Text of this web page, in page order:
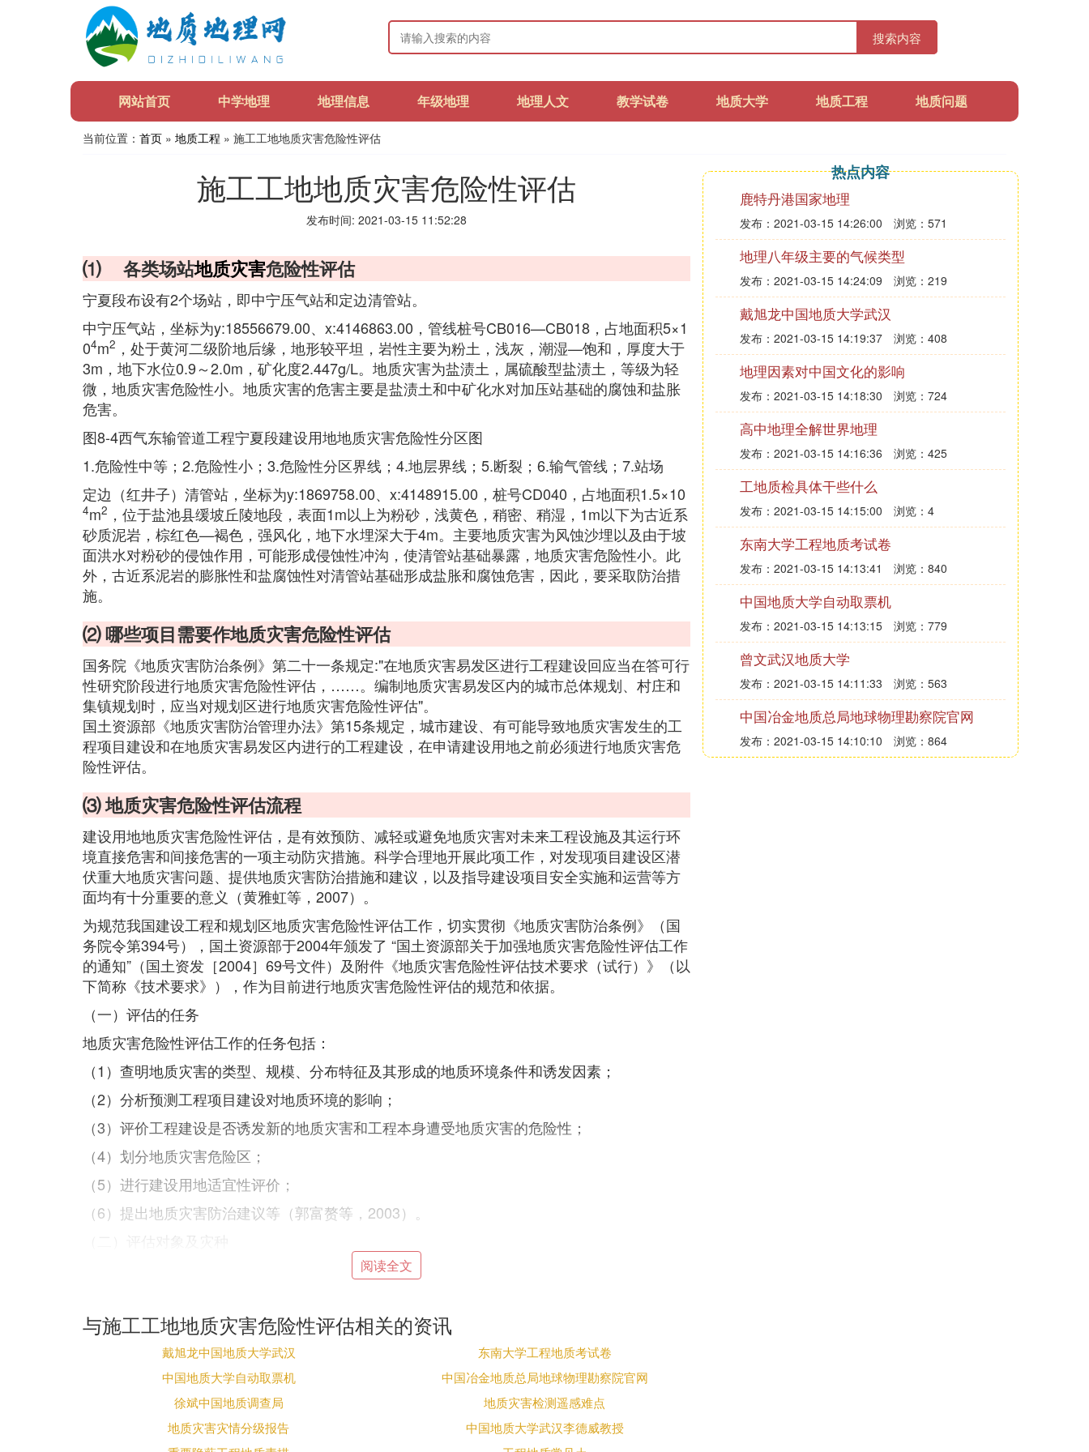
搜索内容
网站首页 中学地理 地理信息 年级地理 地理人文 教学试卷 地质大学 地质工程 地质问题
当前位置： 首页 » 地质工程 » 施工工地地质灾害危险性评估
施工工地地质灾害危险性评估
发布时间: 2021-03-15 11:52:28
⑴ 各类场站地质灾害危险性评估
宁夏段布设有2个场站，即中宁压气站和定边清管站。
中宁压气站，坐标为y:18556679.00、x:4146863.00，管线桩号CB016—CB018，占地面积5×1
04m2 ，处于黄河二级阶地后缘，地形较平坦，岩性主要为粉土，浅灰，潮湿—饱和，厚度大于
3m，地下水位0.9～2.0m，矿化度2.447g/L。地质灾害为盐渍土，属硫酸型盐渍土，等级为轻
微，地质灾害危险性小。地质灾害的危害主要是盐渍土和中矿化水对加压站基础的腐蚀和盐胀
危害。
图8-4西气东输管道工程宁夏段建设用地地质灾害危险性分区图
1.危险性中等；2.危险性小；3.危险性分区界线；4.地层界线；5.断裂；6.输气管线；7.站场
定边（红井子）清管站，坐标为y:1869758.00、x:4148915.00，桩号CD040，占地面积1.5×10
4m2 ，位于盐池县缓坡丘陵地段，表面1m以上为粉砂，浅黄色，稍密、稍湿，1m以下为古近系
砂质泥岩，棕红色—褐色，强风化，地下水埋深大于4m。主要地质灾害为风蚀沙埋以及由于坡
面洪水对粉砂的侵蚀作用，可能形成侵蚀性冲沟，使清管站基础暴露，地质灾害危险性小。此
外，古近系泥岩的膨胀性和盐腐蚀性对清管站基础形成盐胀和腐蚀危害，因此，要采取防治措
施。
⑵ 哪些项目需要作地质灾害危险性评估
国务院《地质灾害防治条例》第二十一条规定:"在地质灾害易发区进行工程建设回应当在答可行
性研究阶段进行地质灾害危险性评估，……。编制地质灾害易发区内的城市总体规划、村庄和
集镇规划时，应当对规划区进行地质灾害危险性评估"。
国土资源部《地质灾害防治管理办法》第15条规定，城市建设、有可能导致地质灾害发生的工
程项目建设和在地质灾害易发区内进行的工程建设，在申请建设用地之前必须进行地质灾害危
险性评估。
⑶ 地质灾害危险性评估流程
建设用地地质灾害危险性评估，是有效预防、减轻或避免地质灾害对未来工程设施及其运行环
境直接危害和间接危害的一项主动防灾措施。科学合理地开展此项工作，对发现项目建设区潜
伏重大地质灾害问题、提供地质灾害防治措施和建议，以及指导建设项目安全实施和运营等方
面均有十分重要的意义（黄雅虹等，2007）。
为规范我国建设工程和规划区地质灾害危险性评估工作，切实贯彻《地质灾害防治条例》（国
务院令第394号），国土资源部于2004年颁发了 “国土资源部关于加强地质灾害危险性评估工作
的通知”（国土资发［2004］69号文件）及附件《地质灾害危险性评估技术要求（试行）》（以
下简称《技术要求》），作为目前进行地质灾害危险性评估的规范和依据。
（一）评估的任务
地质灾害危险性评估工作的任务包括：
（1）查明地质灾害的类型、规模、分布特征及其形成的地质环境条件和诱发因素；
（2）分析预测工程项目建设对地质环境的影响；
（3）评价工程建设是否诱发新的地质灾害和工程本身遭受地质灾害的危险性；
（4）划分地质灾害危险区；
（5）进行建设用地适宜性评价；
（6）提出地质灾害防治建议等（郭富赘等，2003）。
《技术要求》规定，凡在全国地质灾害易发区内进行各类建设工程以及进行城市总体规划、村
区，均应进行评估。
图2-2 常见的建设项目选址意见书办理流程图（各地行政主管部门办理流程各异.以当地行政主
管部门为准）
需要评估的主要地质灾害种类，《技术要求》中有明确的规定。总体可概括为自然因素或者人
为活动引发的危害人民生命和财产安全的崩塌、滑坡、泥石流、地面塌陷（含岩溶塌陷和矿山
采空塌陷）、地裂缝和地面沉降及不稳定斜坡等与地质作用有关的灾害。
阅读全文
与施工工地地质灾害危险性评估相关的资讯
戴旭龙中国地质大学武汉
东南大学工程地质考试卷
中国地质大学自动取票机
中国冶金地质总局地球物理勘察院官网
徐斌中国地质调查局
地质灾害检测遥感难点
地质灾害灾情分级报告
中国地质大学武汉李德威教授
热点内容
鹿特丹港国家地理
发布：2021-03-15 14:26:00 浏览：571
地理八年级主要的气候类型
发布：2021-03-15 14:24:09 浏览：219
戴旭龙中国地质大学武汉
发布：2021-03-15 14:19:37 浏览：408
地理因素对中国文化的影响
发布：2021-03-15 14:18:30 浏览：724
高中地理全解世界地理
发布：2021-03-15 14:16:36 浏览：425
工地质检具体干些什么
发布：2021-03-15 14:15:00 浏览：4
东南大学工程地质考试卷
发布：2021-03-15 14:13:41 浏览：840
中国地质大学自动取票机
发布：2021-03-15 14:13:15 浏览：779
曾文武汉地质大学
发布：2021-03-15 14:11:33 浏览：563
中国冶金地质总局地球物理勘察院官网
发布：2021-03-15 14:10:10 浏览：864